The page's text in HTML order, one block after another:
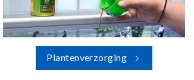
Plantenverzorging